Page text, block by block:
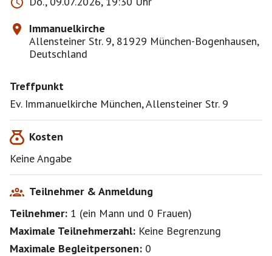
Immanuelkirche
Allensteiner Str. 9, 81929 München-Bogenhausen,
Deutschland
Treffpunkt
Kosten
Keine Angabe
Teilnehmer & Anmeldung
Teilnehmer: 1 (ein Mann und 0 Frauen)
Maximale Teilnehmerzahl: Keine Begrenzung
Maximale Begleitpersonen: 0